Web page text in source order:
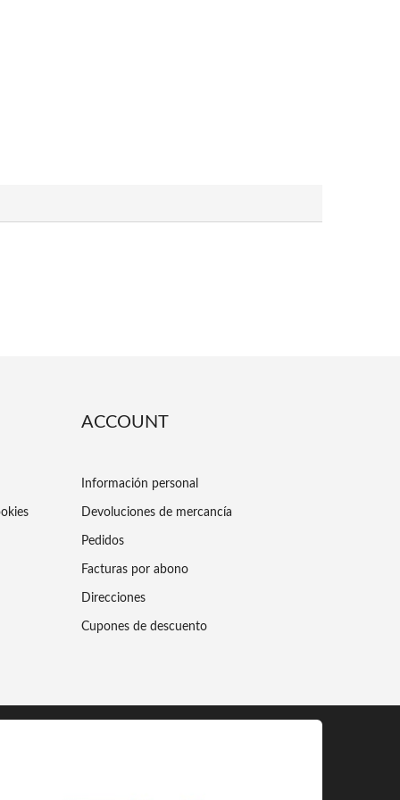
ACCOUNT
Información personal
Devoluciones de mercancía
Pedidos
Facturas por abono
Direcciones
Cupones de descuento